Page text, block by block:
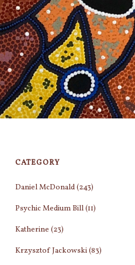
CATEGORY
Daniel McDonald(243)
Psychic Medium Bill(11)
Katherine (23)
Krzysztof Jackowski(83)